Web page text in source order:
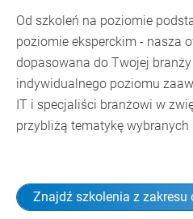
Od szkoleń na poziomie
poziomie eksperckim - nasza
dopasowana do Twojej
indywidualnego poziomu
IT i specjaliści branżowi w
przybliżą tematykę wybranych
Znajdź szkolenia z zakresu